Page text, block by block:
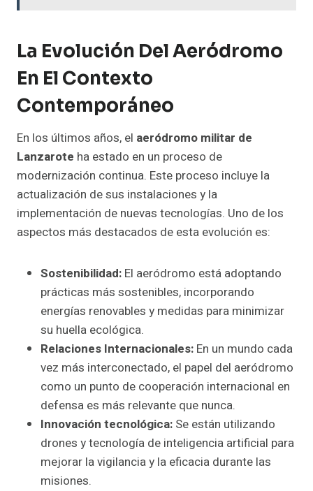
La Evolución Del Aeródromo
En El Contexto
Contemporáneo
En los últimos años, el aeródromo militar de
Lanzarote ha estado en un proceso de
modernización continua. Este proceso incluye la
actualización de sus instalaciones y la
implementación de nuevas tecnologías. Uno de los
aspectos más destacados de esta evolución es:
Sostenibilidad: El aeródromo está adoptando
prácticas más sostenibles, incorporando
energías renovables y medidas para minimizar
su huella ecológica.
Relaciones Internacionales: En un mundo cada
vez más interconectado, el papel del aeródromo
como un punto de cooperación internacional en
defensa es más relevante que nunca.
Innovación tecnológica: Se están utilizando
drones y tecnología de inteligencia artificial para
mejorar la vigilancia y la eficacia durante las
misiones.